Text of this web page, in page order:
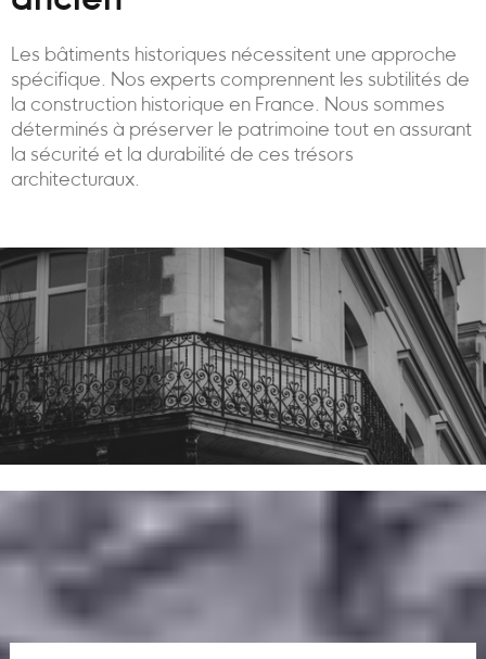
Les bâtiments historiques nécessitent une approche
spécifique. Nos experts comprennent les subtilités de
la construction historique en France. Nous sommes
déterminés à préserver le patrimoine tout en assurant
la sécurité et la durabilité de ces trésors
architecturaux.